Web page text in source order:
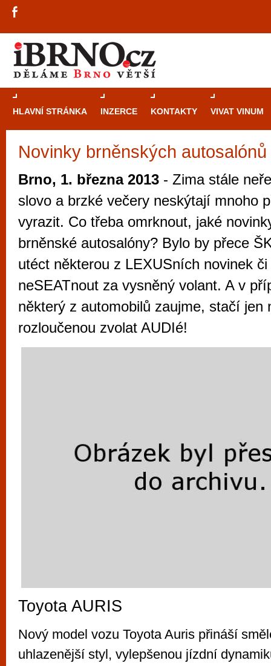
HLAVNÍ STRÁNKA INZERCE KONTAKTY VIVAT VINUM
Novinky brněnských autosalónů
Brno, 1. března 2013 - Zima stále
slovo a brzké večery neskýtají mnoho
vyrazit. Co třeba omrknout, jaké
brněnské autosalóny? Bylo by přece
utéct některou z LEXUSních novinek
neSEATnout za vysněný volant. A v
některý z automobilů zaujme, stačí jen
rozloučenou zvolat AUDIé!
Toyota AURIS
Nový model vozu Toyota Auris přináší
uhlazenější styl, vylepšenou jízdní
Průvodce
Brně: Od
automaty
Brno je
zajímavé
restaurace,
Mimo jiné je ale také místem, kde si
vyzkoušet různé kasinové hry. V
metropoli naleznete širokou nabídku her
po moderní automaty jak pro pravidelné
příležitostné hráče. V...